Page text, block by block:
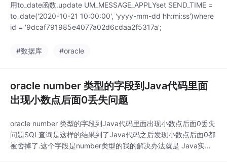
用to_date函数.update UM_MESSAGE_APPLYset SEND_TIME =
to_date('2020-10-21 10:00:00', 'yyyy-mm-dd hh:mi:ss')where
id = '9dcaf791985e4077a02d6cdaa2f5317a';
#数据库 #oracle
oracle number 类型的字段到Java代码里面
出现小数点后面0丢失问题
oracle number 类型的字段到Java代码里面出现小数点后面0丢失
问题SQL查询是这样的结果到了Java代码之后发现小数点后面0都
被舍掉了.这个字段是number类型的我的解决办法就是 Java实体